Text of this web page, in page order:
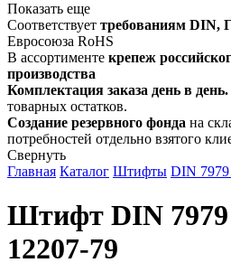
Показать еще
Соответствует требованиям DIN,
Евросоюза RoHS
В ассортименте крепеж
производства
Комплектация заказа день в день.
товарных остатков.
Создание резервного фонда на
потребностей отдельно взятого
Свернуть
Главная Каталог Штифты DIN
Штифт DIN
12207-79